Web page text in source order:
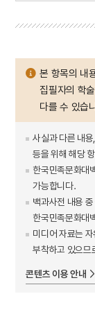
본 항목의 내
집필자의 학
다를 수 있습
사실과 다른 내
등을 위해 해당
한국민족문화대
가능합니다.
백과사전 내용
한국민족문화대
미디어 자료는
부착하고 있으므
콘텐츠 이용 안내